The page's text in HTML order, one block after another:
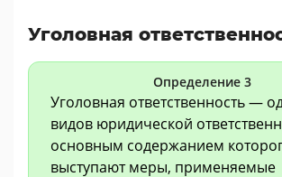
Уголовная
Определение 3
Уголовная ответственность —
видов юридической
основным содержанием
выступают меры, применяемые